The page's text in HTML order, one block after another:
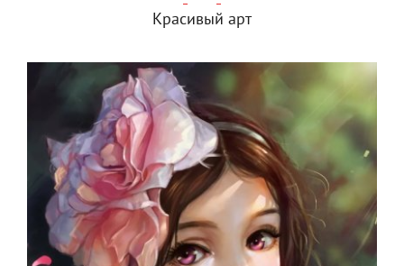
Красивый арт